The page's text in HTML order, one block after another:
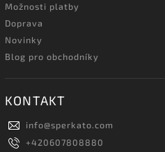
Možnosti platby
Doprava
Novinky
Blog pro obchodníky
KONTAKT
info@sperkato.com
+420607808880